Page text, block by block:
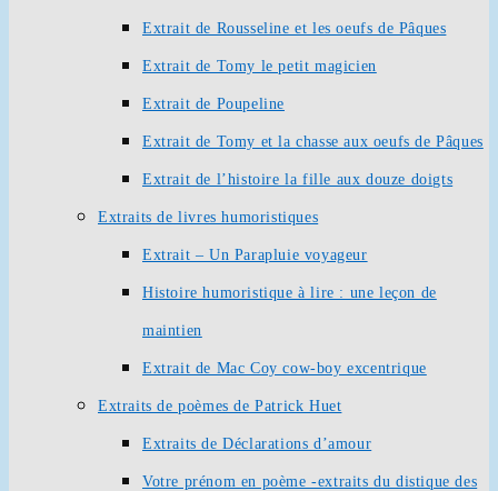
Extrait de Rousseline et les oeufs de Pâques
Extrait de Tomy le petit magicien
Extrait de Poupeline
Extrait de Tomy et la chasse aux oeufs de Pâques
Extrait de l’histoire la fille aux douze doigts
Extraits de livres humoristiques
Extrait – Un Parapluie voyageur
Histoire humoristique à lire : une leçon de
maintien
Extrait de Mac Coy cow-boy excentrique
Extraits de poèmes de Patrick Huet
Extraits de Déclarations d’amour
Votre prénom en poème -extraits du distique des